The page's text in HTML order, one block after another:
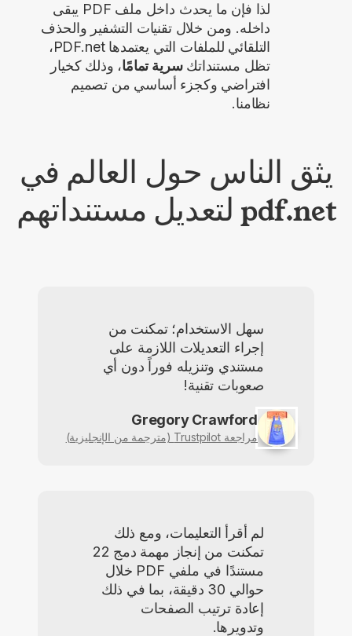
لذا فإن ما يحدث داخل ملف PDF يبقى
داخله. ومن خلال تقنيات التشفير والحذف
التلقائي للملفات التي يعتمدها PDF.net،
تظل مستنداتكسرية تمامًا، وذلك كخيار
افتراضي وكجزء أساسي من تصميم
نظامنا.
يثق الناس حول العالم في
pdf.net لتعديل مستنداتهم
سهل الاستخدام؛ تمكنت من
إجراء التعديلات اللازمة على
مستندي وتنزيله فوراً دون أي
صعوبات تقنية!
Gregory Crawford
مراجعة Trustpilot (مترجمة من الإنجليزية)
لم أقرأ التعليمات، ومع ذلك
تمكنت من إنجاز مهمة دمج 22
مستندًا في ملفي PDF خلال
حوالي 30 دقيقة، بما في ذلك
إعادة ترتيب الصفحات
وتدويرها.